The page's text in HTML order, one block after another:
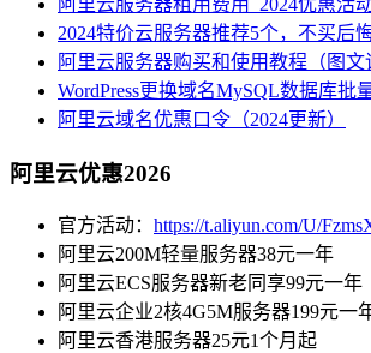
阿里云服务器租用费用_2024优惠活
2024特价云服务器推荐5个，不买后
阿里云服务器购买和使用教程（图文
WordPress更换域名MySQL数据库批
阿里云域名优惠口令（2024更新）
阿里云优惠2026
官方活动： https://t.aliyun.com/U/
阿里云200M轻量服务器38元一年
阿里云ECS服务器新老同享99元一年
阿里云企业2核4G5M服务器199元一
阿里云香港服务器25元1个月起